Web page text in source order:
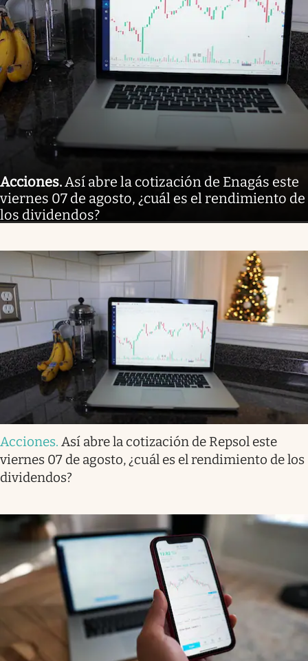
Acciones. Así abre la cotización de Enagás este
viernes 07 de agosto, ¿cuál es el rendimiento de
los dividendos?
Acciones. Así abre la cotización de Repsol este
viernes 07 de agosto, ¿cuál es el rendimiento de los
dividendos?